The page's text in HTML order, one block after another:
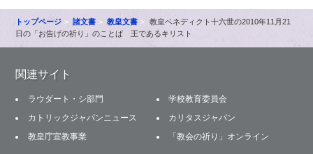
トップページ 諸文書 教皇文書
教皇ベネディクト十六世の2010年11月21
日の「お告げの祈り」のことば 王であるキリスト
関連サイト
ラウダート・シ部門
学校教育委員会
カトリックジャパンニュース
カリタスジャパン
教皇庁宣教事業
「教会の祈り」オンライン